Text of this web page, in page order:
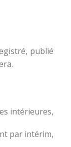
publié
intérieures,
par intérim,